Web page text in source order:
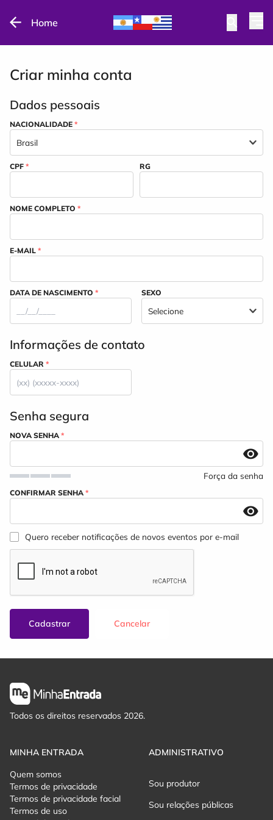
Home
Criar minha conta
Dados pessoais
NACIONALIDADE *
CPF * RG
NOME COMPLETO *
E-MAIL *
DATA DE NASCIMENTO * SEXO
Informações de contato
CELULAR *
Senha segura
NOVA SENHA *
Força da senha
CONFIRMAR SENHA *
Quero receber notificações de novos eventos por e-mail
Cadastrar Cancelar
Todos os direitos reservados 2026.
MINHA ENTRADA
Quem somos
Termos de privacidade
Termos de privacidade facial
Termos de uso
ADMINISTRATIVO
Sou produtor
Sou relações públicas